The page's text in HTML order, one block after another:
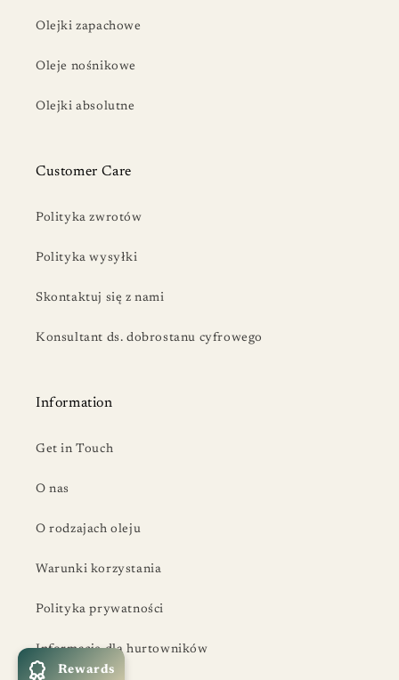
Olejki zapachowe
Oleje nośnikowe
Olejki absolutne
Customer Care
Polityka zwrotów
Polityka wysyłki
Skontaktuj się z nami
Konsultant ds. dobrostanu cyfrowego
Information
Get in Touch
O nas
O rodzajach oleju
Warunki korzystania
Polityka prywatności
Informacje dla hurtowników
Rewards